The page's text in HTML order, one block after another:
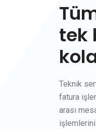
tek
Teknik
fatura
arası